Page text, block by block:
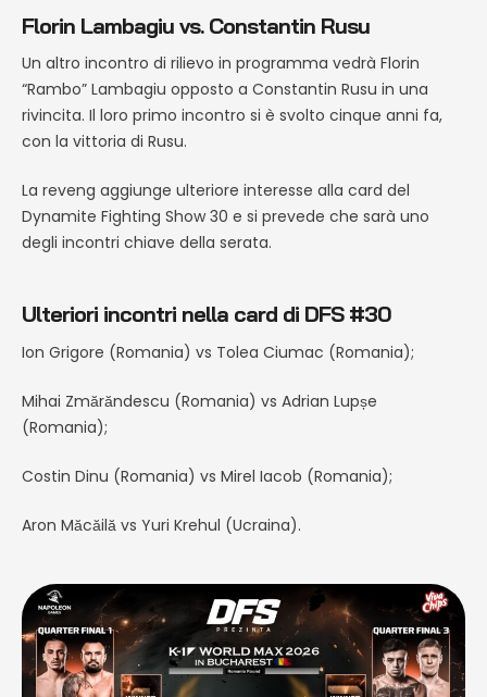
Florin Lambagiu vs. Constantin Rusu
Un altro incontro di rilievo in programma vedrà Florin
“Rambo” Lambagiu opposto a Constantin Rusu in una
rivincita. Il loro primo incontro si è svolto cinque anni fa,
con la vittoria di Rusu.
La reveng aggiunge ulteriore interesse alla card del
Dynamite Fighting Show 30 e si prevede che sarà uno
degli incontri chiave della serata.
Ulteriori incontri nella card di DFS #30
Ion Grigore (Romania) vs Tolea Ciumac (Romania);
Mihai Zmărăndescu (Romania) vs Adrian Lupșe
(Romania);
Costin Dinu (Romania) vs Mirel Iacob (Romania);
Aron Măcăilă vs Yuri Krehul (Ucraina).